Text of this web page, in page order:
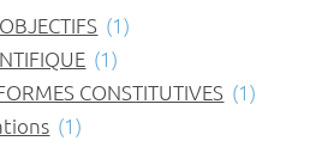
(1)
(1)
CONSTITUTIVES (1)
(1)